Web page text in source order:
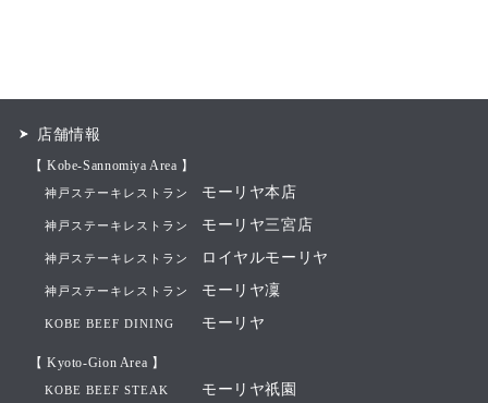
店舗情報
【 Kobe-Sannomiya Area 】
神戸ステーキレストラン モーリヤ本店
神戸ステーキレストラン モーリヤ三宮店
神戸ステーキレストラン ロイヤルモーリヤ
神戸ステーキレストラン モーリヤ凜
KOBE BEEF DINING モーリヤ
【 Kyoto-Gion Area 】
KOBE BEEF STEAK モーリヤ祇園